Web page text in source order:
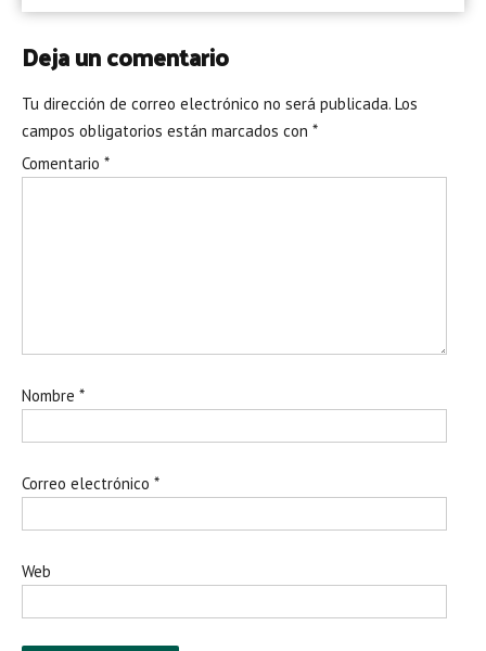
Deja un comentario
Tu dirección de correo electrónico no será publicada. Los
campos obligatorios están marcados con *
Comentario *
Nombre *
Correo electrónico *
Web